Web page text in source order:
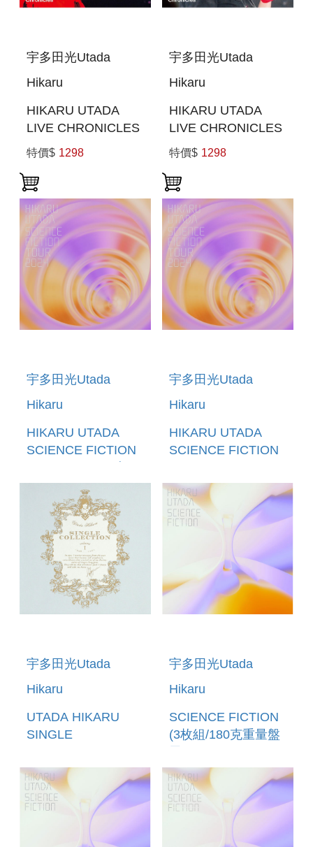
宇多田光Utada
Hikaru
HIKARU UTADA
LIVE CHRONICLES
UTADA UNITED
(BLU-RAY))
特價$ 1298
宇多田光Utada
Hikaru
HIKARU UTADA
LIVE CHRONICLES
WILD LIFE (2010)
RAY))
特價$ 1298
宇多田光Utada
Hikaru
HIKARU UTADA
SCIENCE FICTION
口完全生產限定盤)
(2BLU-
RAY+2CD+SPECIAL
PACKAGE)
宇多田光Utada
Hikaru
HIKARU UTADA
SCIENCE FICTION
RAY) (日本進口盤)
(預購至9/6 12:00止)
宇多田光Utada
Hikaru
UTADA HIKARU
SINGLE
VOL.1
宇多田光Utada
Hikaru
SCIENCE FICTION
(3枚組/180克重量盤